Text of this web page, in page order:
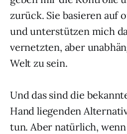
zurück. Sie basieren auf
und unterstützen mich
vernetzten, aber
Welt zu sein.
Und das sind die
Hand liegenden
tun. Aber natürlich,